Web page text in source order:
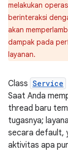
melakukan
berinteraksi
akan
dampak pada
layanan.
Class Service
Saat Anda
thread baru
tugasnya;
secara default,
aktivitas apa